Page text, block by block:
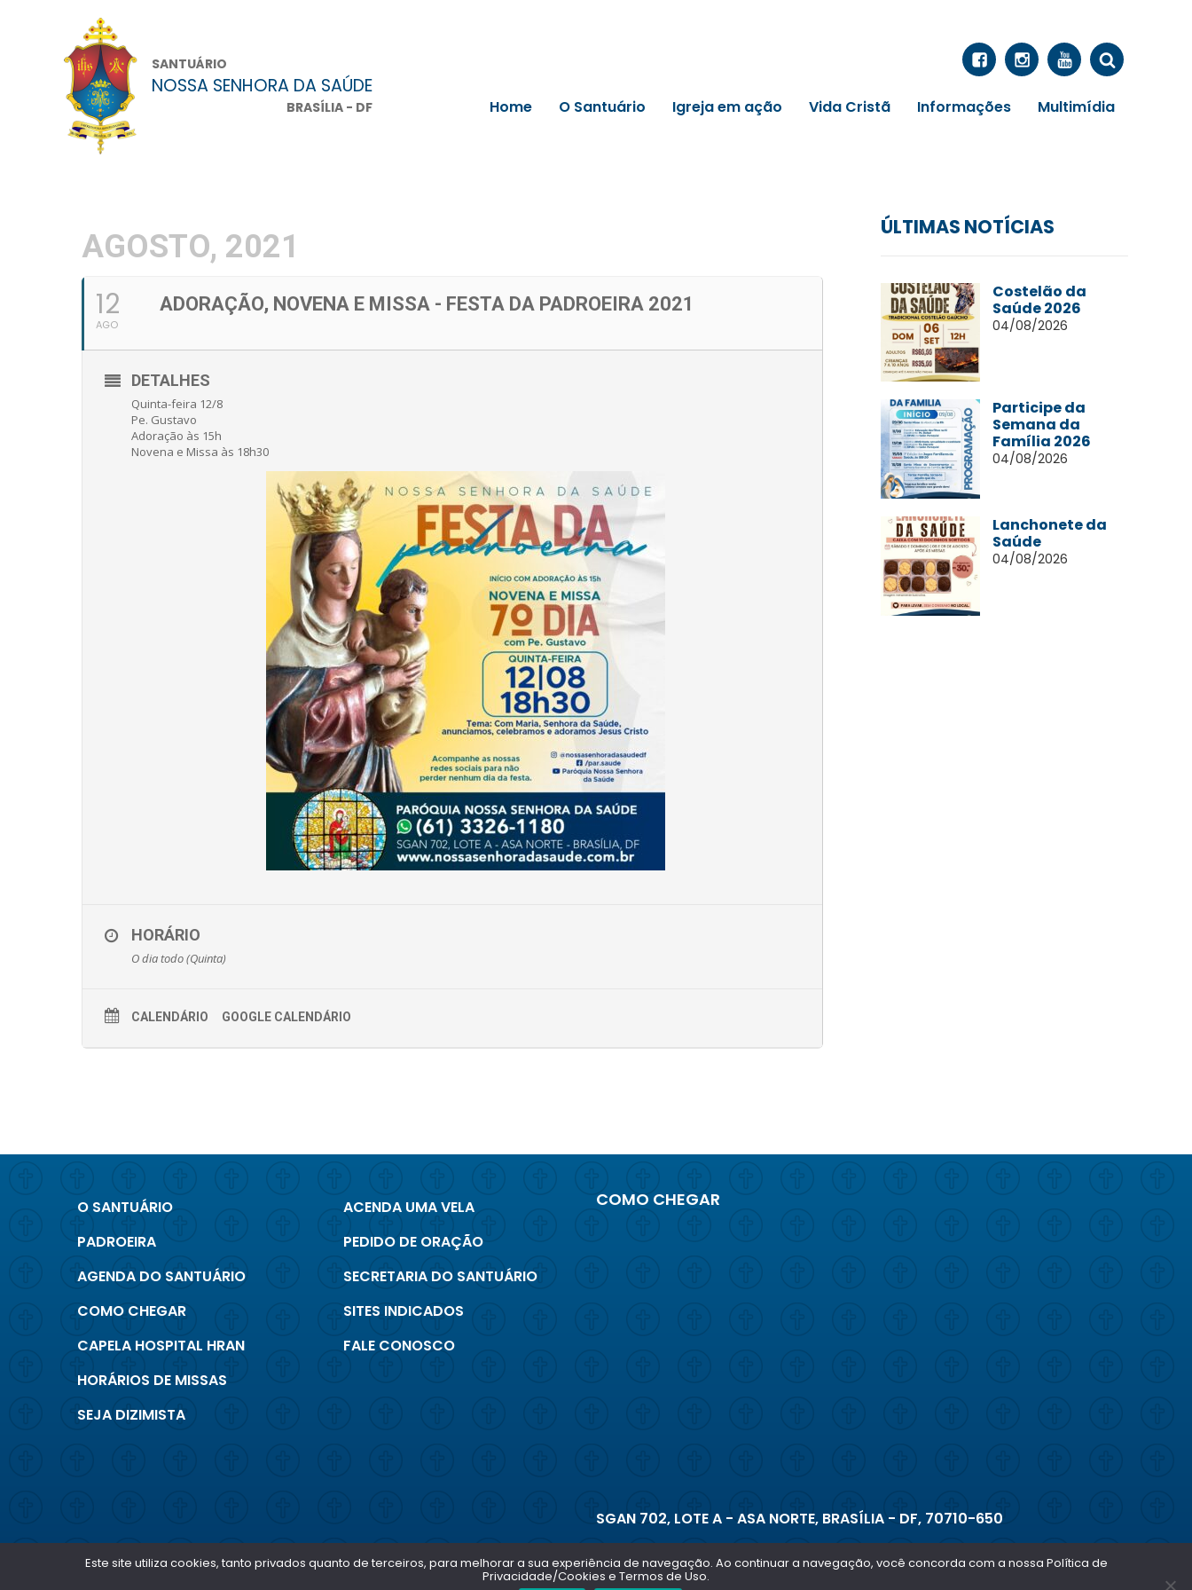
SANTUÁRIO
NOSSA SENHORA DA SAÚDE
BRASÍLIA - DF Home O Santuário Igreja em ação Vida Cristã Informações Multimídia
AGOSTO, 2021
12
AGO
ADORAÇÃO, NOVENA E MISSA - FESTA DA PADROEIRA 2021
DETALHES
Quinta-feira 12/8
Pe. Gustavo
Adoração às 15h
Novena e Missa às 18h30
HORÁRIO
O dia todo (Quinta)
CALENDÁRIO GOOGLE CALENDÁRIO
ÚLTIMAS NOTÍCIAS
Costelão da
Saúde 2026
04/08/2026
Participe da
Semana da
Família 2026
04/08/2026
Lanchonete da
Saúde
04/08/2026
O SANTUÁRIO
PADROEIRA
AGENDA DO SANTUÁRIO
COMO CHEGAR
CAPELA HOSPITAL HRAN
HORÁRIOS DE MISSAS
SEJA DIZIMISTA
ACENDA UMA VELA
PEDIDO DE ORAÇÃO
SECRETARIA DO SANTUÁRIO
SITES INDICADOS
FALE CONOSCO
COMO CHEGAR
SGAN 702, LOTE A - ASA NORTE, BRASÍLIA - DF, 70710-650
Este site utiliza cookies, tanto privados quanto de terceiros, para melhorar a sua experiência de navegação. Ao continuar a navegação, você concorda com a nossa Política de
Privacidade/Cookies e Termos de Uso.